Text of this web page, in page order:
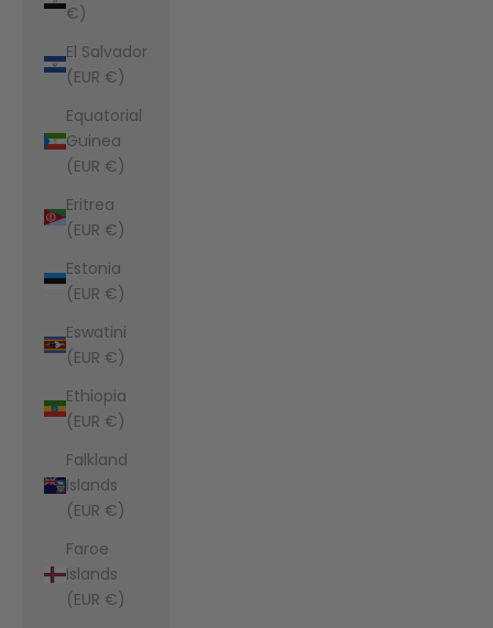
€)
El Salvador
(EUR €)
Equatorial
Guinea
(EUR €)
Eritrea
(EUR €)
Estonia
(EUR €)
Eswatini
(EUR €)
Ethiopia
(EUR €)
Falkland
Islands
(EUR €)
Faroe
Islands
(EUR €)